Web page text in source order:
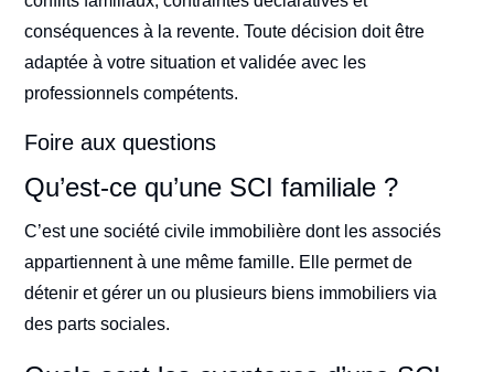
conséquences à la revente. Toute décision doit être
adaptée à votre situation et validée avec les
professionnels compétents.
Foire aux questions
Qu’est-ce qu’une SCI familiale ?
C’est une société civile immobilière dont les associés
appartiennent à une même famille. Elle permet de
détenir et gérer un ou plusieurs biens immobiliers via
des parts sociales.